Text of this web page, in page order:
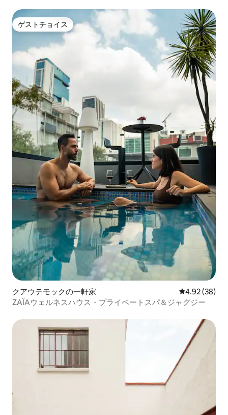
ゲストチョイス
ゲストチョイス
クアウテモックの一軒家 レビュー38
4.92 (38)
ZAÏAウェルネスハウス・プライベートスパ＆ジャグジー